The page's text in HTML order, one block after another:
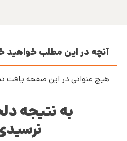
آنچه در این مطلب خواهید
هیچ عنوانی در این صفحه یافت
به نتیجه